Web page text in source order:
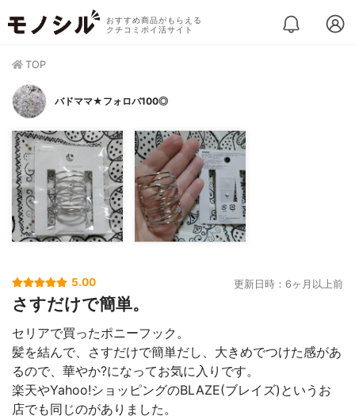
おすすめ商品がもらえる
クチコミポイ活サイト
TOP
バドママ★フォロバ100◎
5.00 更新日時：6ヶ月以上前
さすだけで簡単。
セリアで買ったポニーフック。
髪を結んで、さすだけで簡単だし、大きめでつけた感があ
るので、華やか?になってお気に入りです。
楽天やYahoo!ショッピングのBLAZE(ブレイズ)というお
店でも同じのがありました。